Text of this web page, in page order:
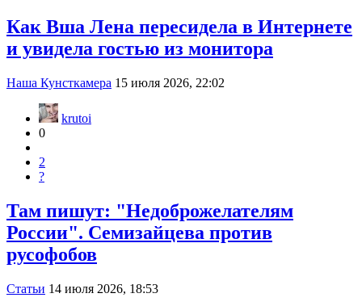
Как Вша Лена пересидела в Интернете
и увидела гостью из монитора
Наша Кунсткамера 15 июля 2026, 22:02
krutoi
0
2
?
Там пишут: "Недоброжелателям
России". Семизайцева против
русофобов
Статьи 14 июля 2026, 18:53